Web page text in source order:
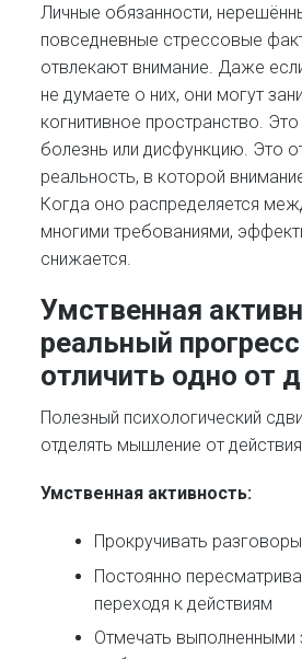
Личные обязанности,
повседневные стрессовые
отвлекают внимание. Даже
не думаете о них, они могут
когнитивное пространство.
болезнь или дисфункцию. Это
реальность, в которой
Когда оно распределяется
многими требованиями,
снижается.
Умственная
реальный
отличить одно от
Полезный психологический
отделять мышление от
Умственная активность:
Прокручивать
Постоянно
переходя к действиям
Отмечать выполненными